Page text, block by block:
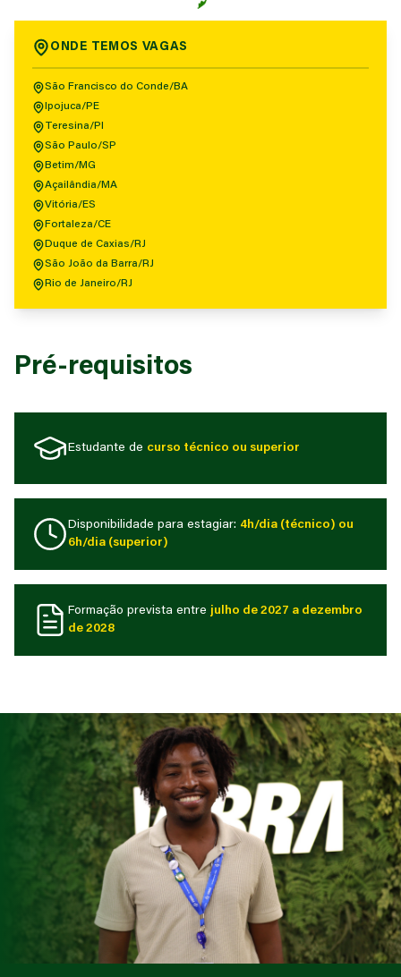
ONDE TEMOS VAGAS
São Francisco do Conde/BA
Ipojuca/PE
Teresina/PI
São Paulo/SP
Betim/MG
Açailândia/MA
Vitória/ES
Fortaleza/CE
Duque de Caxias/RJ
São João da Barra/RJ
Rio de Janeiro/RJ
Pré-requisitos
Estudante de curso técnico ou superior
Disponibilidade para estagiar: 4h/dia (técnico) ou
6h/dia (superior)
Formação prevista entre julho de 2027 a dezembro
de 2028